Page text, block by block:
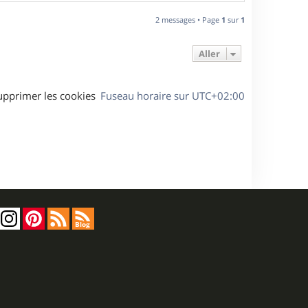
a
t
2 messages • Page 1 sur 1
Aller
Fuseau horaire sur UTC+02:00
les cookies